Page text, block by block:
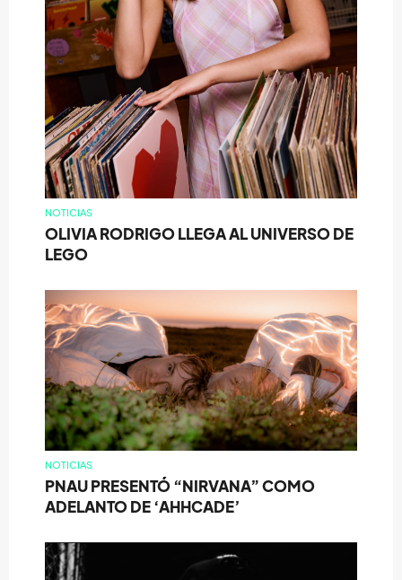
NOTICIAS
OLIVIA RODRIGO LLEGA AL UNIVERSO DE
LEGO
NOTICIAS
PNAU PRESENTÓ “NIRVANA” COMO
ADELANTO DE ‘AHHCADE’